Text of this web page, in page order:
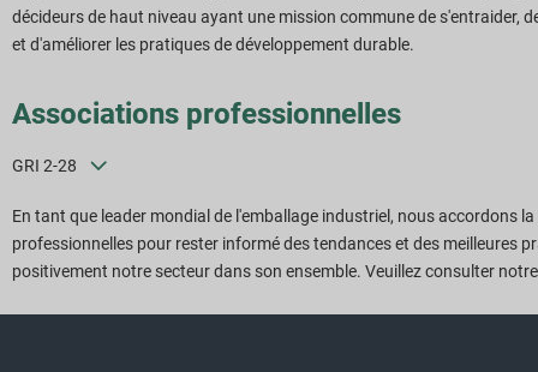
décideurs de haut niveau ayant une mission commune de s'entraider,
et d'améliorer les pratiques de développement durable.
Associations professionnelles
GRI 2-28
En tant que leader mondial de l'emballage industriel, nous accordons
professionnelles pour rester informé des tendances et des meilleures
positivement notre secteur dans son ensemble. Veuillez consulter